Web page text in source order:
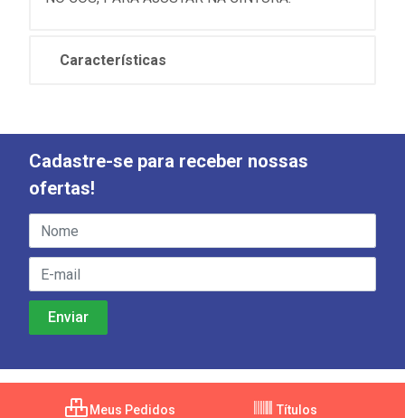
Características
Cadastre-se para receber nossas
ofertas!
Meus Pedidos Títulos